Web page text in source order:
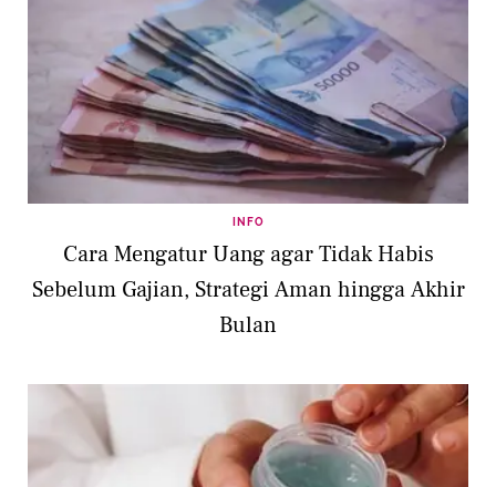
INFO
Cara Mengatur Uang agar Tidak Habis
Sebelum Gajian, Strategi Aman hingga Akhir
Bulan